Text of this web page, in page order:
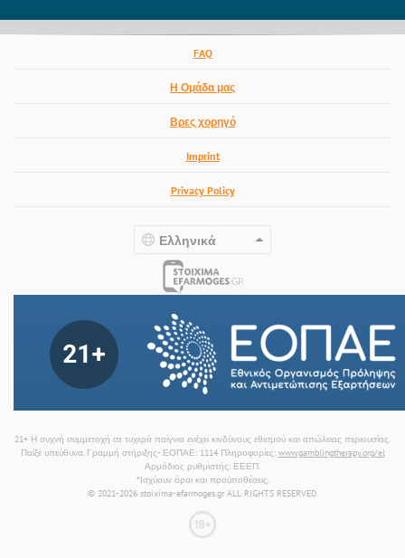
FAQ
Η Ομάδα μας
Βρες χορηγό
Imprint
Privacy Policy
Ελληνικά
21+ Η συχνή συμμετοχή σε τυχερά παίγνια ενέχει κινδύνους εθισμού και απώλειας περιουσίας.
Παίξε υπεύθυνα. Γραμμή στήριξης- ΕΟΠΑΕ: 1114 Πληροφορίες: www.gamblingtherapy.org/el
Αρμόδιος ρυθμιστής: ΕΕΕΠ.
*Ισχύουν όροι και προϋποθέσεις.
© 2021-2026 stoixima-efarmoges.gr ALL RIGHTS RESERVED